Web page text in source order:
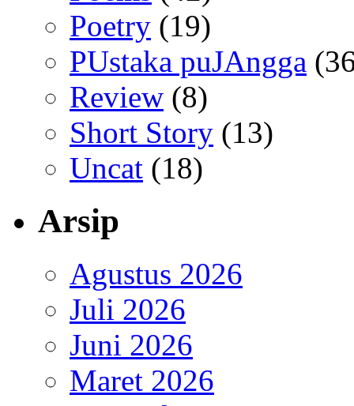
Poetry (19)
PUstaka puJAngga
Review (8)
Short Story (13)
Uncat (18)
Arsip
Agustus 2026
Juli 2026
Juni 2026
Maret 2026